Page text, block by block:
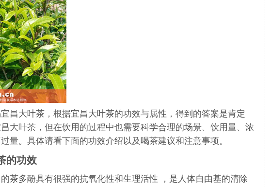
昌大叶茶，根据宜昌大叶茶的功效与属性，得到的答案是肯定
大叶茶，但在饮用的过程中也需要科学合理的场景、饮用量、浓
量。具体请看下面的功效介绍以及喝茶建议和注意事项。
的功效
茶多酚具有很强的抗氧化性和生理活性 ，是人体自由基的清除